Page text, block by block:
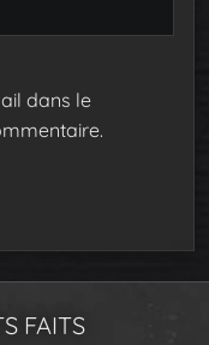
dans le
FAITS